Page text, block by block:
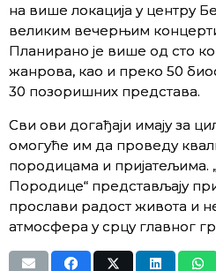
на више локација у центру
великим вечерњим
Планирано је више од сто
жанрова, као и преко 50
30 позоришних представа.
Сви ови догађаји имају за
омогуће им да проведу
породицама и пријатељима.
Породице“ представљају
прослави радост живота и
атмосфера у срцу главног